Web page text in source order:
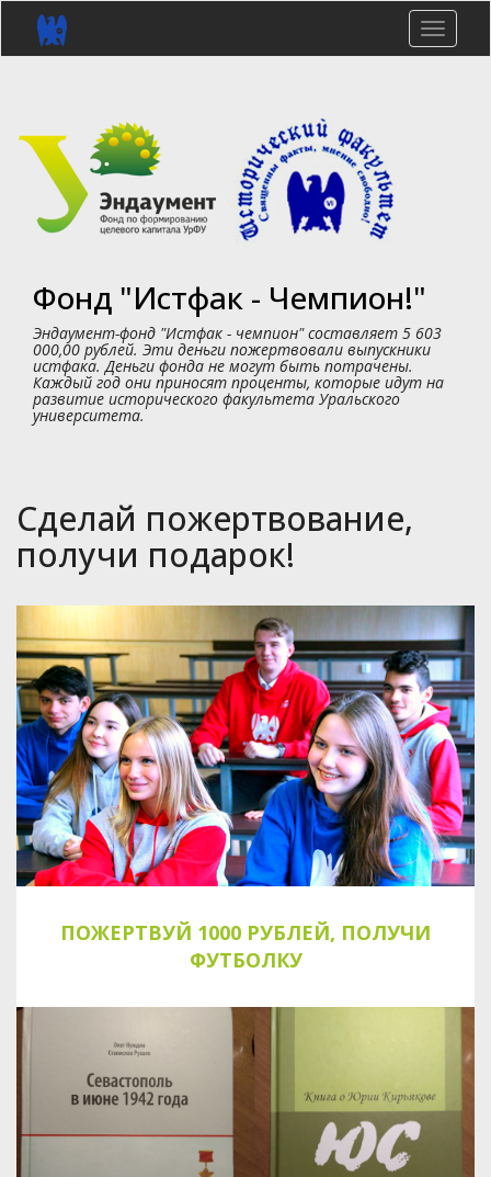
Перейти
основному
Toggle
Фонд "Истфак - Чемпион!"
Эндаумент-фонд "Истфак - чемпион" составляет 5 603
000,00 рублей. Эти деньги пожертвовали выпускники
истфака. Деньги фонда не могут быть потрачены.
Каждый год они приносят проценты, которые идут на
развитие исторического факультета Уральского
университета.
Сделай пожертвование,
получи подарок!
ПОЖЕРТВУЙ 1000 РУБЛЕЙ, ПОЛУЧИ
ФУТБОЛКУ